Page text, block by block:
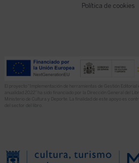
Política de cookies
El proyecto “Implementación de herramientas de Gestión Editorial
anualidad 2022” ha sido financiado por la Dirección General del
Ministerio de Cultura y Deporte. La finalidad de este apoyo es
del sector del libro.